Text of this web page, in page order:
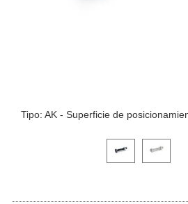
Tipo: AK - Superficie de
Haga clic en una